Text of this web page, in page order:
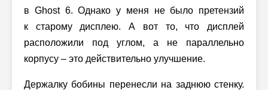
в Ghost 6. Однако у меня не было претензий
к старому дисплею. А вот то, что дисплей
расположили под углом, а не параллельно
корпусу – это действительно улучшение.
Держалку бобины перенесли на заднюю стенку.